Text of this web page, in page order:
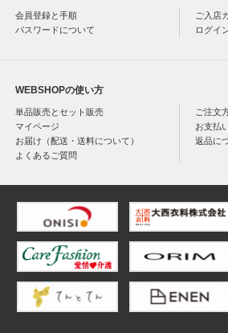
会員登録と手順
ご入店
パスワードについて
ログイ
WEBSHOPの使い方
単品販売とセット販売
ご注文
マイページ
お支払
お届け（配送・送料について）
返品に
よくあるご質問